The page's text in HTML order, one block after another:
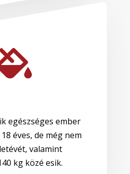
egészséges ember
éves, de még nem
valamint
kg közé esik.